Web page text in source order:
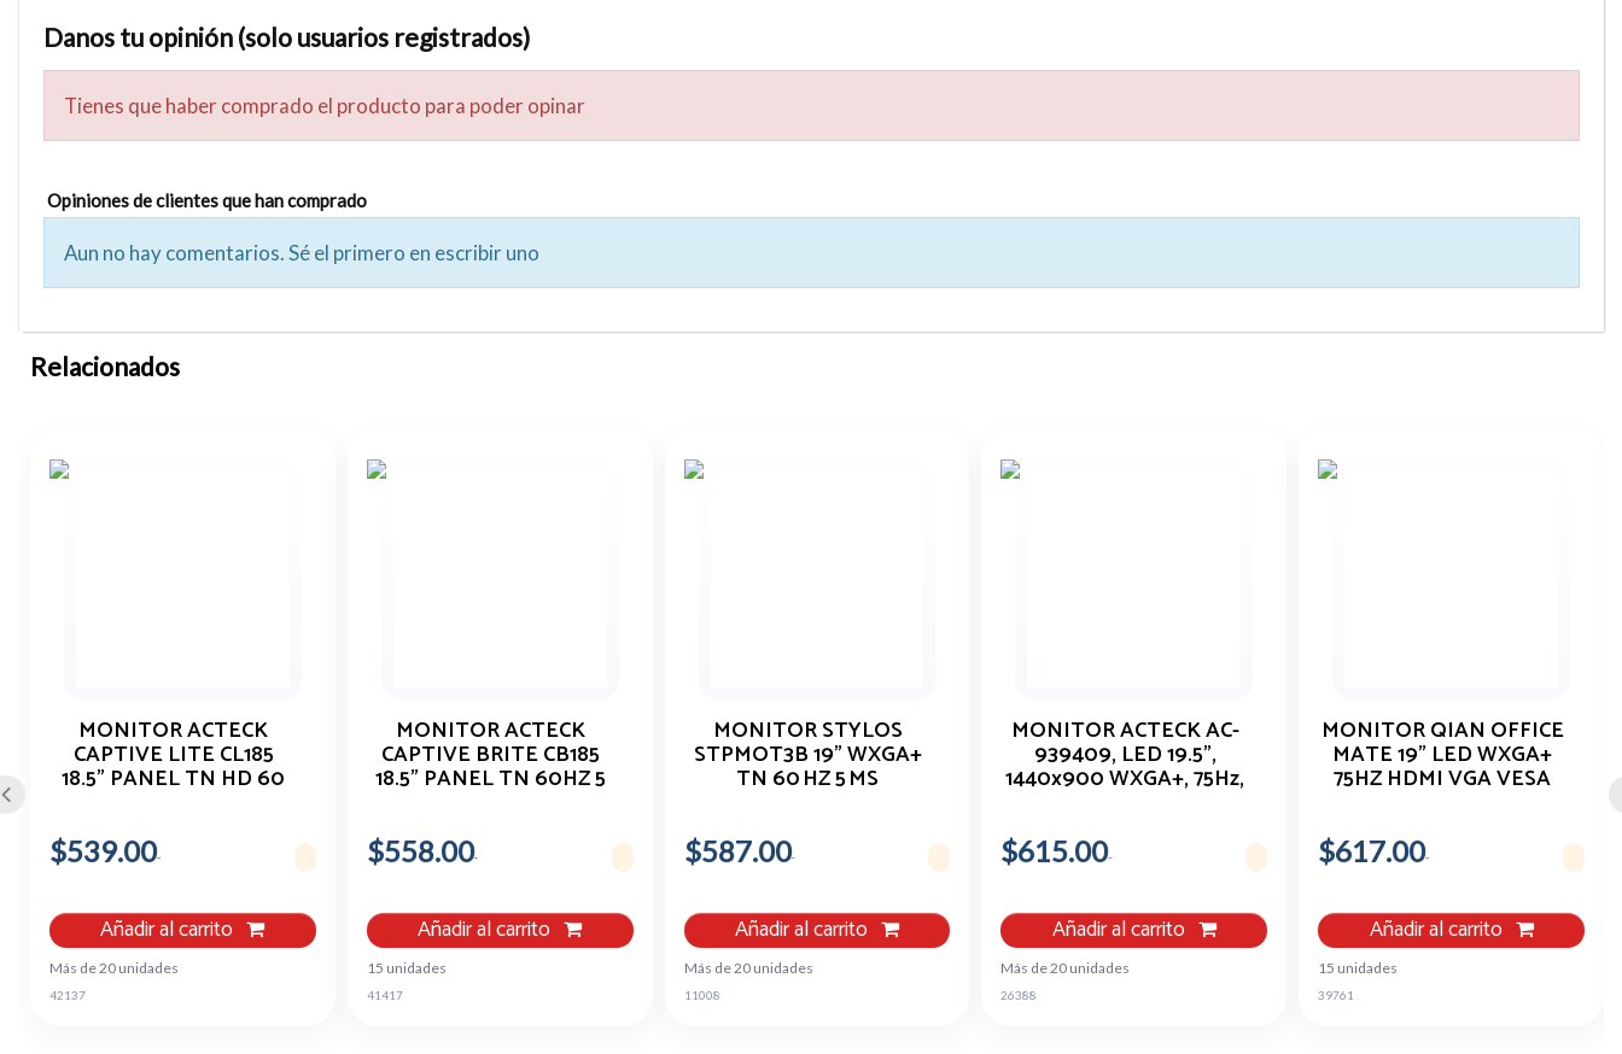
Danos tu opinión (solo usuarios registrados)
Tienes que haber comprado el producto para poder opinar
Opiniones de clientes que han comprado
Aun no hay comentarios. Sé el primero en escribir uno
Relacionados
MONITOR ACTECK
CAPTIVE LITE CL185
18.5" PANEL TN HD 60
$539.00
Añadir al carrito
Más de 20 unidades
42137
MONITOR ACTECK
CAPTIVE BRITE CB185
18.5" PANEL TN 60HZ 5
$558.00
Añadir al carrito
15 unidades
41417
MONITOR STYLOS
STPMOT3B 19" WXGA+
TN 60 HZ 5 MS
$587.00
Añadir al carrito
Más de 20 unidades
11008
MONITOR ACTECK AC-
939409, LED 19.5",
1440x900 WXGA+, 75Hz,
$615.00
Añadir al carrito
Más de 20 unidades
26388
MONITOR QIAN OFFICE
MATE 19" LED WXGA+
75HZ HDMI VGA VESA
$617.00
Añadir al carrito
15 unidades
39761